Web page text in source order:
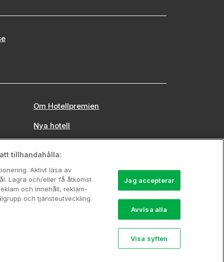
Om Hotellpremien
Nya hotell
00 00, Org.nr: 556710-5480.
tillhandahålla:
Aktivt läsa av
Lagra och/eller få åtkomst
och innehåll, reklam-
och tjänsteutveckling.
Jag accepterar
Avvisa alla
Visa syften